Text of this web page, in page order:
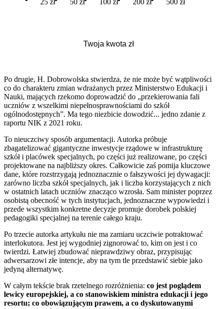
Po drugie, H. Dobrowolska stwierdza, że nie może być wątpliwości
co do charakteru zmian wdrażanych przez Ministerstwo Edukacji i
Nauki, mających rzekomo doprowadzić do „przekierowania fali
uczniów z wszelkimi niepełnosprawnościami do szkół
ogólnodostępnych”. Ma tego niezbicie dowodzić... jedno zdanie z
raportu NIK z 2021 roku.
To nieuczciwy sposób argumentacji. Autorka próbuje
zbagatelizować gigantyczne inwestycje rządowe w infrastrukturę
szkół i placówek specjalnych, po części już realizowane, po części
projektowane na najbliższy okres. Całkowicie zaś pomija kluczowe
dane, które rozstrzygają jednoznacznie o fałszywości jej dywagacji:
zarówno liczba szkół specjalnych, jak i liczba korzystających z nich
w ostatnich latach uczniów znacząco wzrosła. Sam minister poprzez
osobistą obecność w tych instytucjach, jednoznaczne wypowiedzi i
przede wszystkim konkretne decyzje promuje dorobek polskiej
pedagogiki specjalnej na terenie całego kraju.
Po trzecie autorka artykułu nie ma zamiaru uczciwie potraktować
interlokutora. Jest jej wygodniej zignorować to, kim on jest i co
twierdzi. Łatwiej zbudować nieprawdziwy obraz, przypisując
adwersarzowi złe intencje, aby na tym tle przedstawić siebie jako
jedyną alternatywę.
W całym tekście brak rzetelnego rozróżnienia: co jest poglądem
lewicy europejskiej, a co stanowiskiem ministra edukacji i jego
resortu; co obowiązującym prawem, a co dyskutowanymi